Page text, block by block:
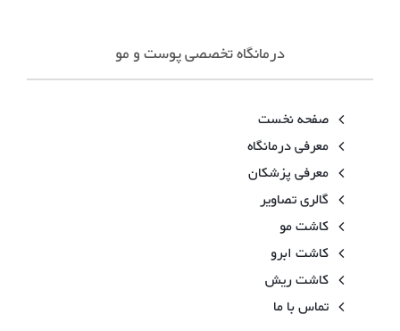
درمانگاه تخصصی پوست و مو
صفحه نخست
معرفی درمانگاه
معرفی پزشکان
گالری تصاویر
کاشت مو
کاشت ابرو
کاشت ریش
تماس با ما